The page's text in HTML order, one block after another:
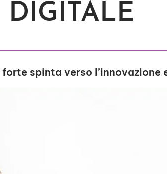
DIGITALE
spinta verso